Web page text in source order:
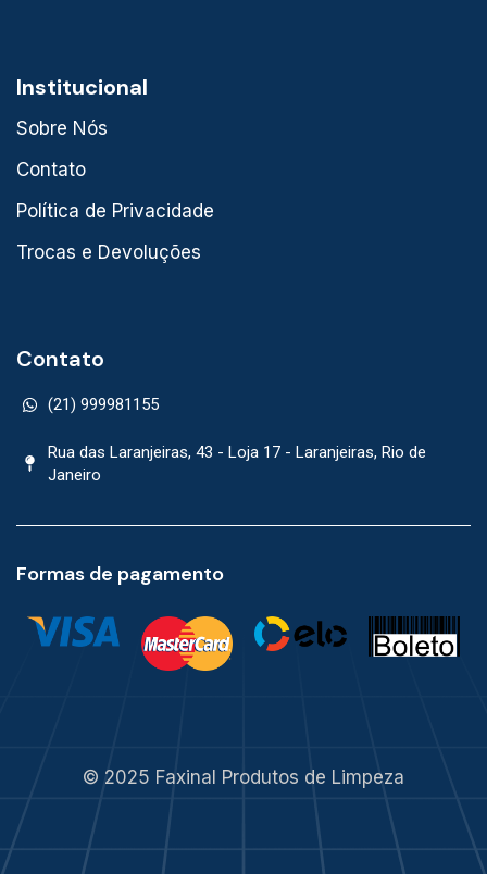
Institucional
Sobre Nós
Contato
Política de Privacidade
Trocas e Devoluções
Contato
(21) 999981155
Rua das Laranjeiras, 43 - Loja 17 - Laranjeiras, Rio de
Janeiro
Formas de pagamento
© 2025 Faxinal Produtos de Limpeza